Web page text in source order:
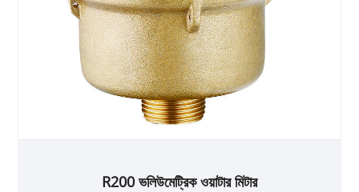
R200 ভলিউমেট্রিক ওয়াটার মিটার